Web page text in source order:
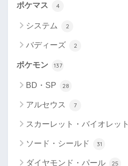
ポケマス 4
システム 2
バディーズ 2
ポケモン 137
BD・SP 28
アルセウス 7
スカーレット・バイオレット
ソード・シールド 31
ダイヤモンド・パール 25